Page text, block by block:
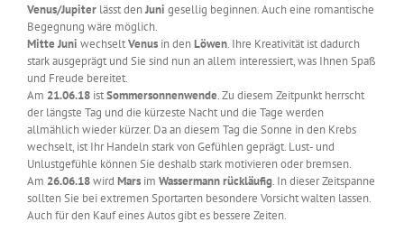
Venus/Jupiter lässt denJuni gesellig beginnen. Auch eine romantische
Begegnung wäre möglich.
Mitte Juni wechseltVenus in denLöwen. Ihre Kreativität ist dadurch
stark ausgeprägt und Sie sind nun an allem interessiert, was Ihnen Spaß
und Freude bereitet.
Am 21.06.18 istSommersonnenwende. Zu diesem Zeitpunkt herrscht
der längste Tag und die kürzeste Nacht und die Tage werden
allmählich wieder kürzer. Da an diesem Tag die Sonne in den Krebs
wechselt, ist Ihr Handeln stark von Gefühlen geprägt. Lust- und
Unlustgefühle können Sie deshalb stark motivieren oder bremsen.
Am 26.06.18wird Mars im Wassermannrückläufig. In dieser Zeitspanne
sollten Sie bei extremen Sportarten besondere Vorsicht walten lassen.
Auch für den Kauf eines Autos gibt es bessere Zeiten.